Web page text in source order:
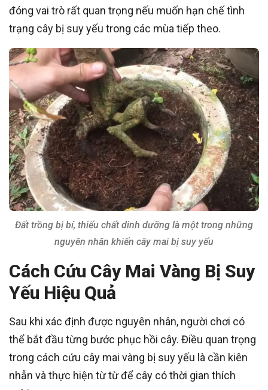
đóng vai trò rất quan trọng nếu muốn hạn chế tình
trạng cây bị suy yếu trong các mùa tiếp theo.
Đất trồng bị bí, thiếu chất dinh dưỡng là một trong những
nguyên nhân khiến cây mai bị suy yếu
Cách Cứu Cây Mai Vàng Bị Suy
Yếu Hiệu Quả
Sau khi xác định được nguyên nhân, người chơi có
thể bắt đầu từng bước phục hồi cây. Điều quan trọng
trong cách cứu cây mai vàng bị suy yếu là cần kiên
nhẫn và thực hiện từ từ để cây có thời gian thích